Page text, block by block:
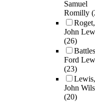
Samuel
Romilly
Roget,
John
(26)
Ford
(23)
Lewis,
John
(20)